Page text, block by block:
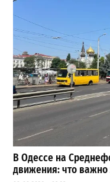
В Одессе на
движения: что важно